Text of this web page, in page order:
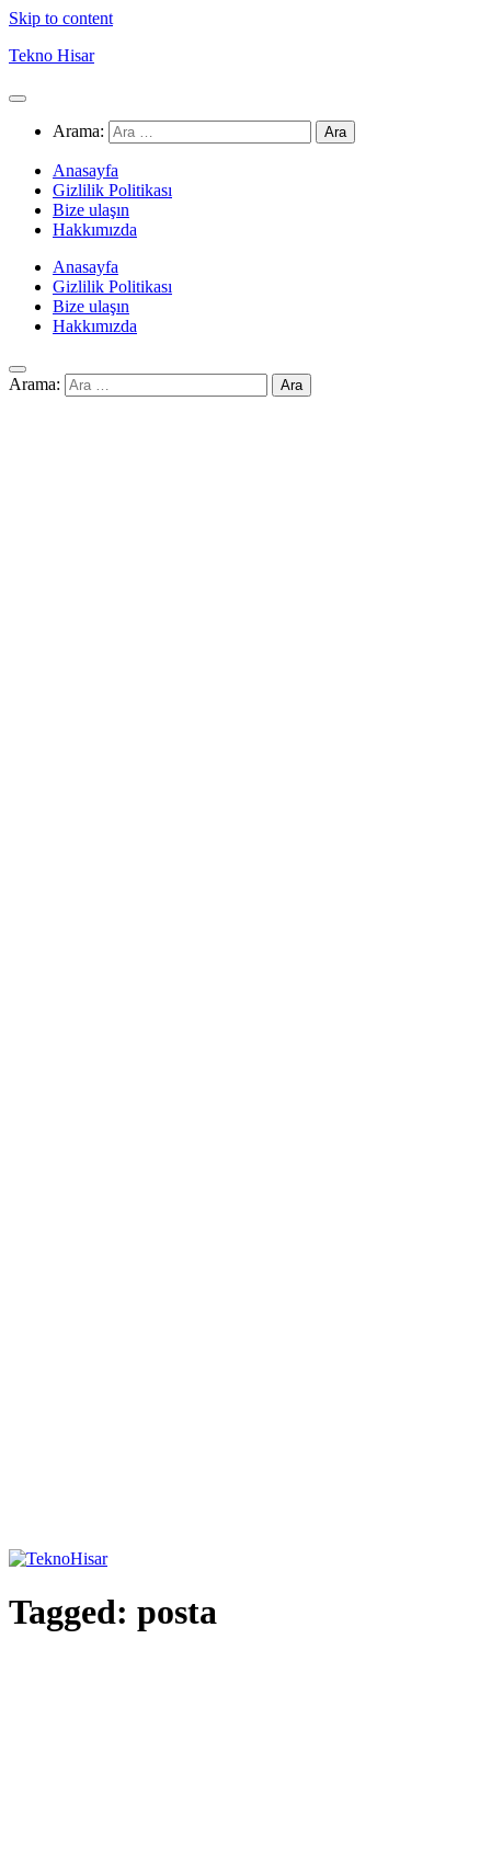
Skip to content
Tekno Hisar
Arama:
Anasayfa
Gizlilik Politikası
Bize ulaşın
Hakkımızda
Anasayfa
Gizlilik Politikası
Bize ulaşın
Hakkımızda
Arama:
Tagged: posta